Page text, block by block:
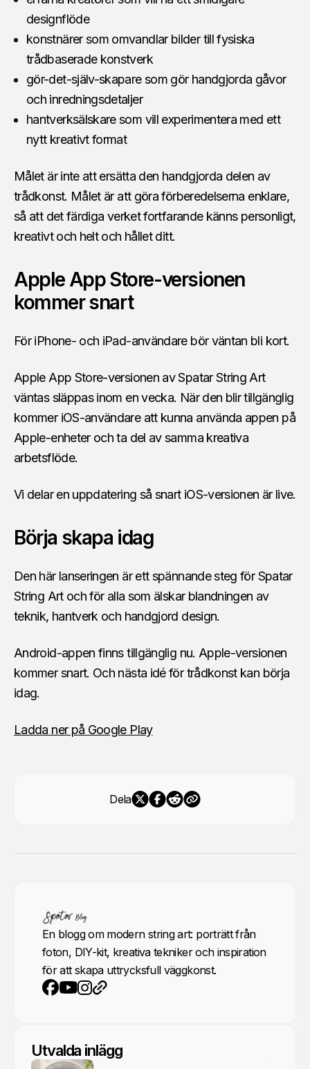
designflöde
konstnärer som omvandlar bilder till fysiska
trådbaserade konstverk
gör-det-själv-skapare som gör handgjorda gåvor
och inredningsdetaljer
hantverksälskare som vill experimentera med ett
nytt kreativt format
Målet är inte att ersätta den handgjorda delen av
trådkonst. Målet är att göra förberedelserna enklare,
så att det färdiga verket fortfarande känns personligt,
kreativt och helt och hållet ditt.
Apple App Store-versionen
kommer snart
För iPhone- och iPad-användare bör väntan bli kort.
Apple App Store-versionen av Spatar String Art
väntas släppas inom en vecka. När den blir tillgänglig
kommer iOS-användare att kunna använda appen på
Apple-enheter och ta del av samma kreativa
arbetsflöde.
Vi delar en uppdatering så snart iOS-versionen är live.
Börja skapa idag
Den här lanseringen är ett spännande steg för Spatar
String Art och för alla som älskar blandningen av
teknik, hantverk och handgjord design.
Android-appen finns tillgänglig nu. Apple-versionen
kommer snart. Och nästa idé för trådkonst kan börja
idag.
Ladda ner på Google Play
Dela
En blogg om modern string art: porträtt från
foton, DIY-kit, kreativa tekniker och inspiration
för att skapa uttrycksfull väggkonst.
Utvalda inlägg